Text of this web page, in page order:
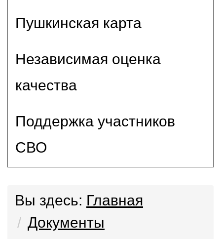
Пушкинская карта
Независимая оценка
качества
Поддержка участников
СВО
Вы здесь: Главная
Документы